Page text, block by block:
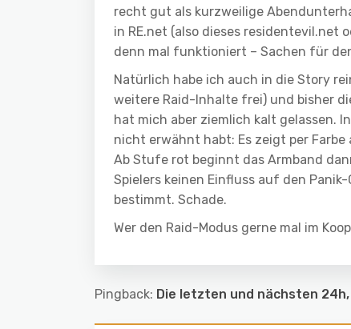
recht gut als kurzweilige
in RE.net (also dieses residentevil.net
denn mal funktioniert – Sachen für
Natürlich habe ich auch in die Story
weitere Raid-Inhalte frei) und bisher
hat mich aber ziemlich kalt gelassen.
nicht erwähnt habt: Es zeigt per
Ab Stufe rot beginnt das Armband
Spielers keinen Einfluss auf den
bestimmt. Schade.
Wer den Raid-Modus gerne mal im
Pingback: Die letzten und nächsten 24h,